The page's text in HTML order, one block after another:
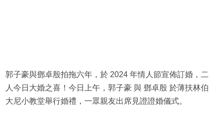
郭子豪與鄧卓殷拍拖六年，於 2024 年情人節宣佈訂婚，二
人今日大婚之喜！今日上午，郭子豪 與 鄧卓殷 於薄扶林伯
大尼小教堂舉行婚禮，一眾親友出席見證證婚儀式。